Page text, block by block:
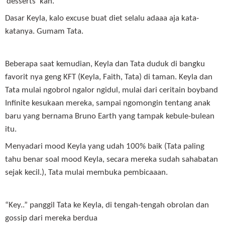
Dasar Keyla, kalo excuse buat diet selalu adaaa aja kata-
katanya. Gumam Tata.
Beberapa saat kemudian, Keyla dan Tata duduk di bangku
favorit nya geng KFT (Keyla, Faith, Tata) di taman. Keyla dan
Tata mulai ngobrol ngalor ngidul, mulai dari ceritain boyband
Infinite kesukaan mereka, sampai ngomongin tentang anak
baru yang bernama Bruno Earth yang tampak kebule-bulean
itu.
Menyadari mood Keyla yang udah 100% baik (Tata paling
tahu benar soal mood Keyla, secara mereka sudah sahabatan
sejak kecil.), Tata mulai membuka pembicaaan.
“Key..” panggil Tata ke Keyla, di tengah-tengah obrolan dan
gossip dari mereka berdua